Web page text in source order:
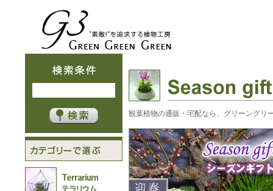
観葉植物の通販・宅配なら、グリーングリ